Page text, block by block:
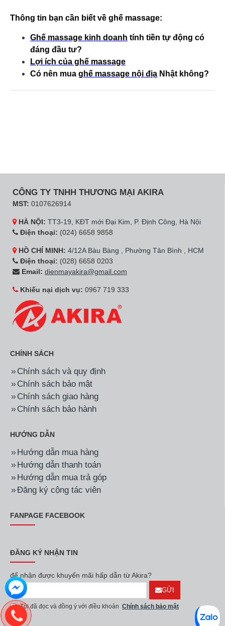
Thông tin bạn cần biết về ghế massage:
Ghế massage kinh doanh tính tiền tự động có
đáng đầu tư?
Lợi ích của ghế massage
Có nên mua ghế massage nội địa Nhật không?
CÔNG TY TNHH THƯƠNG MẠI AKIRA
MST: 0107626914
HÀ NỘI: TT3-19, KĐT mới Đại Kim, P. Định Công, Hà Nội
Điện thoại: (024) 6658 9858
HỒ CHÍ MINH: 4/12A Bàu Bàng , Phường Tân Bình , HCM
Điện thoại: (028) 6658 0203
Email: dienmayakira@gmail.com
Khiếu nại dịch vụ: 0967 719 333
CHÍNH SÁCH
Chính sách và quy định
Chính sách bảo mật
Chính sách giao hàng
Chính sách bảo hành
HƯỚNG DẪN
Hướng dẫn mua hàng
Hướng dẫn thanh toán
Hướng dẫn mua trả góp
Đăng ký cộng tác viên
FANPAGE FACEBOOK
ĐĂNG KÝ NHẬN TIN
để nhận được khuyến mãi hấp dẫn từ Akira?
GỬI
Tôi đã đọc và đồng ý với điều khoản Chính sách bảo mật